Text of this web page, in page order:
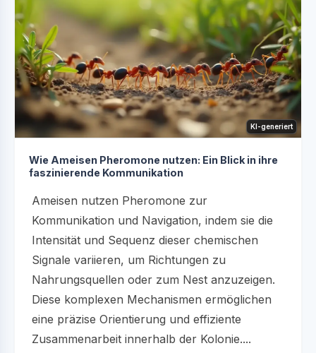
KI-generiert
Wie Ameisen Pheromone nutzen: Ein Blick in ihre
faszinierende Kommunikation
Ameisen nutzen Pheromone zur
Kommunikation und Navigation, indem sie die
Intensität und Sequenz dieser chemischen
Signale variieren, um Richtungen zu
Nahrungsquellen oder zum Nest anzuzeigen.
Diese komplexen Mechanismen ermöglichen
eine präzise Orientierung und effiziente
Zusammenarbeit innerhalb der Kolonie....